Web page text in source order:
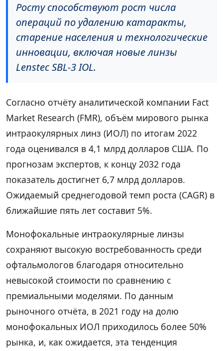
Росту способствуют рост числа
операций по удалению катаракты,
старение населения и технологические
инновации, включая новые линзы
Lenstec SBL-3 IOL.
Согласно отчёту аналитической компании Fact
Market Research (FMR), объём мирового рынка
интраокулярных линз (ИОЛ) по итогам 2022
года оценивался в 4,1 млрд долларов США. По
прогнозам экспертов, к концу 2032 года
показатель достигнет 6,7 млрд долларов.
Ожидаемый среднегодовой темп роста (CAGR) в
ближайшие пять лет составит 5%.
Монофокальные интраокулярные линзы
сохраняют высокую востребованность среди
офтальмологов благодаря относительно
невысокой стоимости по сравнению с
премиальными моделями. По данным
рыночного отчёта, в 2021 году на долю
монофокальных ИОЛ приходилось более 50%
рынка, и, как ожидается, эта тенденция